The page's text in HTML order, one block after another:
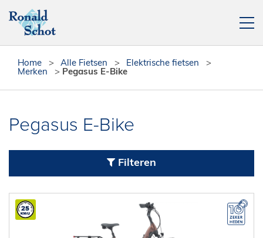
Fietsendragers
Leasefiets
Contact
Home > Alle Fietsen > Elektrische fietsen
>
Merken
> Pegasus E-Bike
Pegasus E-Bike
Filteren